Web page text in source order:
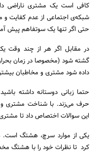
کافی است یک مشتری ناراضی
شبکه‌ی اجتماعی از عدم کفایت
حتی اگر تنها یک سوتفاهم پیش
در مقابل اگر هر از چند وقت
گشته شود (مخصوصا در زمان
داده شود مشتری و مخاطبان
حتما زبانی دوستانه داشته
حرف می‌زند. با شناخت مشتری و
این سوالات اختصاص داد تا
یکی از موارد سرچ، هشتگ
کرد تا نظرات خود را با هشتگ